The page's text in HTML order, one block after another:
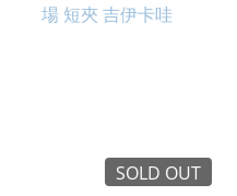
SOLD OUT